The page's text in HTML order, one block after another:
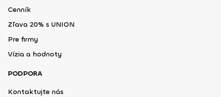
Cenník
Zľava 20% s UNION
Pre firmy
Vízia a hodnoty
PODPORA
Kontaktujte nás